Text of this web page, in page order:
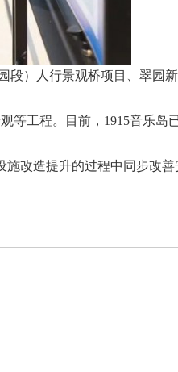
段）人行景观桥项目、翠园
工程。目前，1915音乐岛
施改造提升的过程中同步改